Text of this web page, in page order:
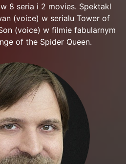
8 seria i 2 movies. Spektakl
(voice) w serialu Tower of
(voice) w filmie fabularnym
of the Spider Queen.